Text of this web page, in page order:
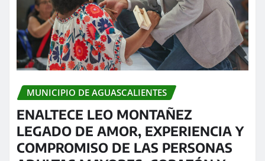
MUNICIPIO DE AGUASCALIENTES
ENALTECE LEO MONTAÑEZ
LEGADO DE AMOR, EXPERIENCIA Y
COMPROMISO DE LAS PERSONAS